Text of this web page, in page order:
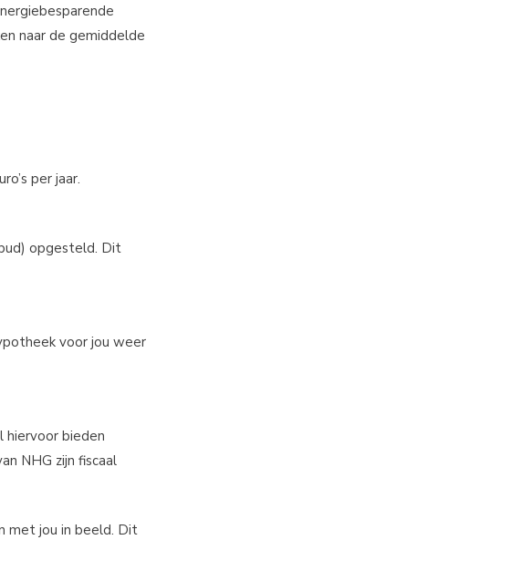
naar de gemiddelde
per jaar.
opgesteld. Dit
voor jou weer
hiervoor bieden
NHG zijn fiscaal
met jou in beeld. Dit